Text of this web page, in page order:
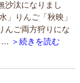
沙汰になりまし
」りんご「秋映」
んご両方狩りにな
… ＞続きを読む